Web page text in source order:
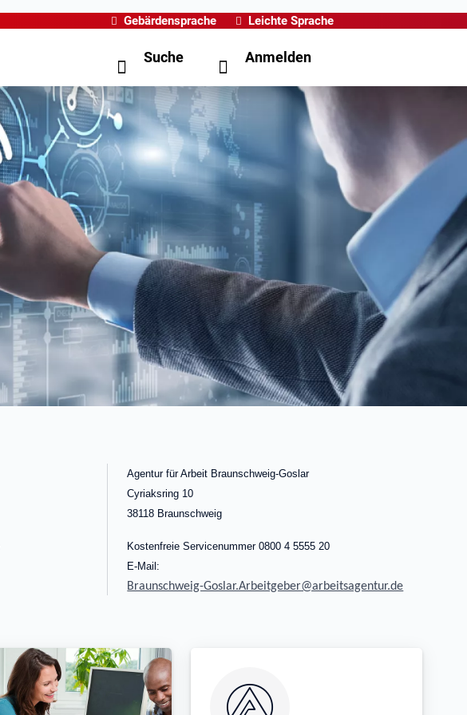
Gebärdensprache Leichte Sprache
Suche Anmelden
Agentur für Arbeit Braunschweig-Goslar
Cyriaksring 10
38118 Braunschweig
Kostenfreie Servicenummer 0800 4 5555 20
E-Mail:
Braunschweig-Goslar.Arbeitgeber@arbeitsagentur.de